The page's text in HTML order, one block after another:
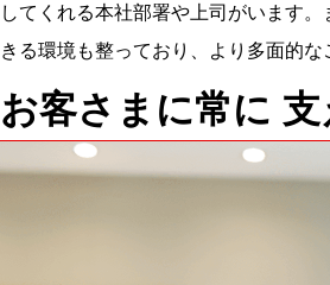
してくれる本社部署や上司がいます
きる環境も整っており、より多面的な
お客さまに常に 支